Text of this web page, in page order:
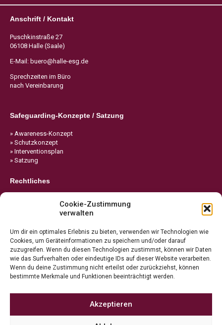
Cookie-Zustimmung
verwalten
Um dir ein optimales Erlebnis zu bieten, verwenden wir Technologien wie
Cookies, um Geräteinformationen zu speichern und/oder darauf
zuzugreifen. Wenn du diesen Technologien zustimmst, können wir Daten
wie das Surfverhalten oder eindeutige IDs auf dieser Website verarbeiten.
Wenn du deine Zustimmung nicht erteilst oder zurückziehst, können
bestimmte Merkmale und Funktionen beeinträchtigt werden.
Akzeptieren
Anschrift / Kontakt
Puschkinstraße 27
06108 Halle (Saale)
E-Mail: buero@halle-esg.de
Sprechzeiten im Büro
nach Vereinbarung
Safeguarding-Konzepte / Satzung
» Awareness-Konzept
» Schutzkonzept
» Interventionsplan
» Satzung
Rechtliches
» Cookie-Richtlinie